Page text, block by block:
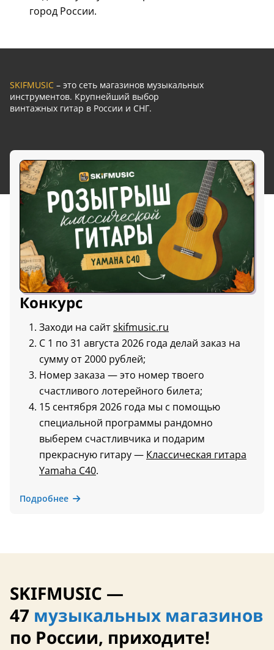
город России.
SKIFMUSIC – это сеть магазинов музыкальных
инструментов. Крупнейший выбор
винтажных гитар в России и СНГ.
Конкурс
Заходи на сайтskifmusic.ru
С 1 по 31 августа 2026 года делай заказ на
сумму от 2000 рублей;
Номер заказа — это номер твоего
счастливого лотерейного билета;
15 сентября 2026 года мы с помощью
специальной программы рандомно
выберем счастливчика и подарим
прекрасную гитару — Классическая гитара
Yamaha C40.
Подробнее
SKIFMUSIC —
47 музыкальных магазинов
по России, приходите!